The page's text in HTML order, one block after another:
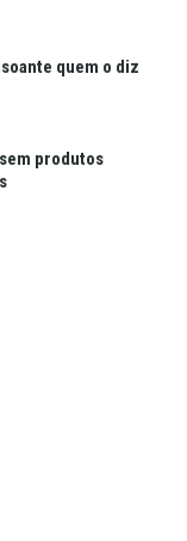
quem o diz
produtos